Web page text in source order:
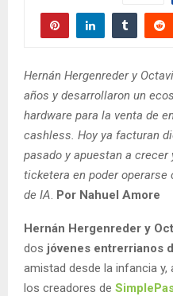
Hernán Hergenreder y
años y desarrollaron un
hardware para la venta de
cashless. Hoy ya facturan
pasado y apuestan a
ticketera en poder operarse
de IA Por Nahuel Amore
Hernán Hergenreder y
dos jóvenes entrerrianos
amistad desde la infancia
los creadores de